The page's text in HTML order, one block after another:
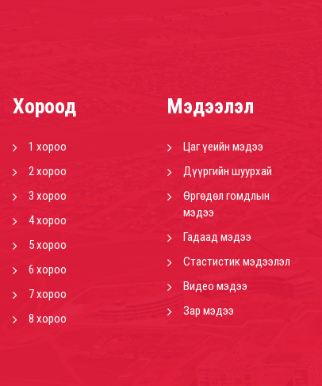
Хороод
1 хороо
2 хороо
3 хороо
4 хороо
5 хороо
6 хороо
7 хороо
8 хороо
Мэдээлэл
Цаг үеийн мэдээ
Дүүргийн шуурхай
Өргөдөл гомдлын
мэдээ
Гадаад мэдээ
Стастистик мэдээлэл
Видео мэдээ
Зар мэдээ